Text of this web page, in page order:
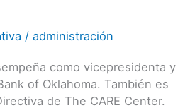
/ administración
como vicepresidenta y
of Oklahoma. También es
de The CARE Center.